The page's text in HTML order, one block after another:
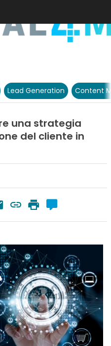
Lead Generation Content
una strategia
del cliente in